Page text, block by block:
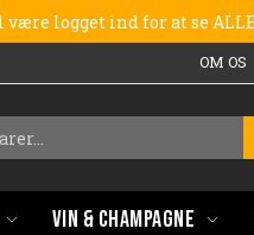
være logget ind for at se
OM OS
VIN & CHAMPAGNE